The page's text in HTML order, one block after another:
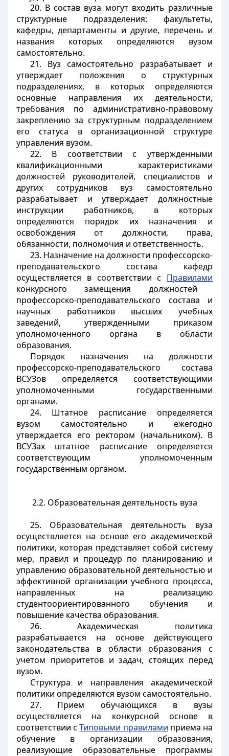
20. В состав вуза могут входить различные
структурные подразделения: факультеты,
кафедры, департаменты и другие, перечень и
названия которых определяются вузом
самостоятельно.
21. Вуз самостоятельно разрабатывает и
утверждает положения о структурных
подразделениях, в которых определяются
основные направления их деятельности,
требования по административно-правовому
закреплению за структурным подразделением
его статуса в организационной структуре
управления вузом.
22. В соответствии с утвержденными
квалификационными характеристиками
должностей руководителей, специалистов и
других сотрудников вуз самостоятельно
разрабатывает и утверждает должностные
инструкции работников, в которых
определяются порядок их назначения и
освобождения от должности, права,
обязанности, полномочия и ответственность.
23. Назначение на должности профессорско-
преподавательского состава кафедр
осуществляется в соответствии с Правилами
конкурсного замещения должностей
профессорско-преподавательского состава и
научных работников высших учебных
заведений, утвержденными приказом
уполномоченного органа в области
образования.
Порядок назначения на должности
профессорско-преподавательского состава
ВСУЗов определяется соответствующими
уполномоченными государственными
органами.
24. Штатное расписание определяется
вузом самостоятельно и ежегодно
утверждается его ректором (начальником). В
ВСУЗах штатное расписание определяется
соответствующим уполномоченным
государственным органом.
2.2. Образовательная деятельность вуза
25. Образовательная деятельность вуза
осуществляется на основе его академической
политики, которая представляет собой систему
мер, правил и процедур по планированию и
управлению образовательной деятельностью и
эффективной организации учебного процесса,
направленных на реализацию
студентоориентированного обучения и
повышение качества образования.
26. Академическая политика
разрабатывается на основе действующего
законодательства в области образования с
учетом приоритетов и задач, стоящих перед
вузом.
Структура и направления академической
политики определяются вузом самостоятельно.
27. Прием обучающихся в вузы
осуществляется на конкурсной основе в
соответствии сТиповыми правилами приема на
обучение в организации образования,
реализующие образовательные программы